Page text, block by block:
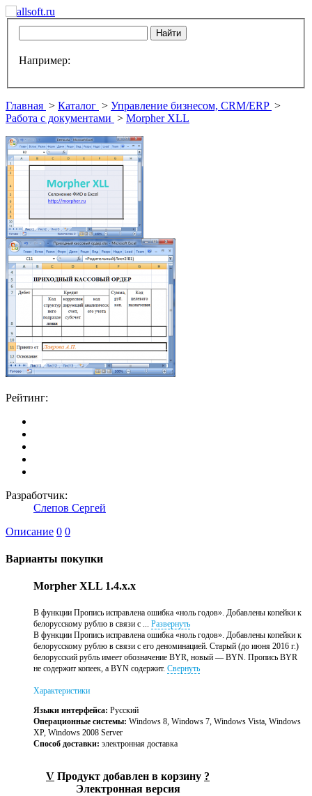
Например:
Главная > Каталог > Управление бизнесом, CRM/ERP >
Работа с документами > Morpher XLL
Рейтинг:
Разработчик:
Слепов Сергей
Описание 0 0
Варианты покупки
Morpher XLL 1.4.x.x
В функции Пропись исправлена ошибка «ноль годов». Добавлены копейки к
белорусскому рублю в связи с ... Развернуть
В функции Пропись исправлена ошибка «ноль годов». Добавлены копейки к
белорусскому рублю в связи с его деноминацией. Старый (до июня 2016 г.)
белорусский рубль имеет обозначение BYR, новый — BYN. Пропись BYR
не содержит копеек, а BYN содержит. Свернуть
Характеристики
Языки интерфейса: Русский
Операционные системы: Windows 8, Windows 7, Windows Vista, Windows
XP, Windows 2008 Server
Способ доставки: электронная доставка
V Продукт добавлен в корзину ?
Электронная версия